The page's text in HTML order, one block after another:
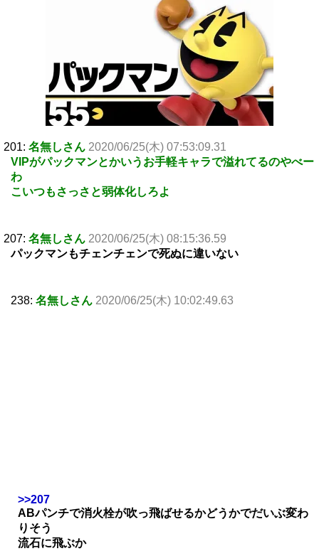
201: 名無しさん 2020/06/25(木) 07:53:09.31
VIPがパックマンとかいうお手軽キャラで溢れてるのやべー
わ
こいつもさっさと弱体化しろよ
207: 名無しさん 2020/06/25(木) 08:15:36.59
パックマンもチェンチェンで死ぬに違いない
238: 名無しさん 2020/06/25(木) 10:02:49.63
>>207
ABパンチで消火栓が吹っ飛ばせるかどうかでだいぶ変わ
りそう
流石に飛ぶか